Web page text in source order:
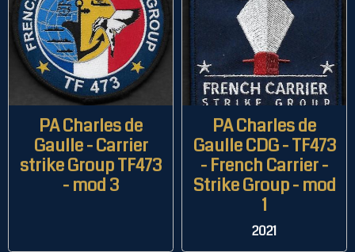
PA Charles de
Gaulle - Carrier
strike Group TF473
- mod 3
PA Charles de
Gaulle CDG - TF473
- French Carrier -
Strike Group - mod
1
2021